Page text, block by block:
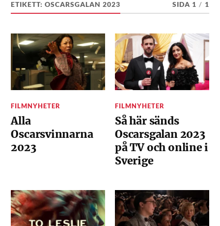
ETIKETT:OSCARSGALAN 2023 SIDA 1 / 1
FILMNYHETER
Alla
Oscarsvinnarna
2023
FILMNYHETER
Så här sänds
Oscarsgalan 2023
på TV och online i
Sverige